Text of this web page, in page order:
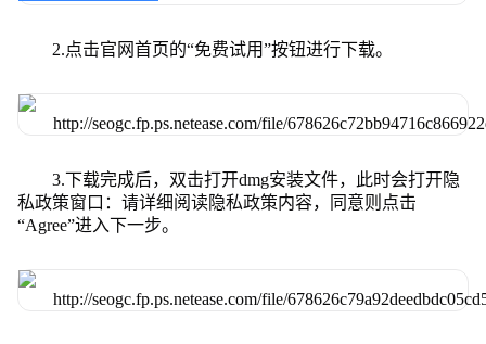
2.点击官网首页的“免费试用”按钮进行下载。
3.下载完成后，双击打开dmg安装文件，此时会打开隐
私政策窗口：请详细阅读隐私政策内容，同意则点击
“Agree”进入下一步。